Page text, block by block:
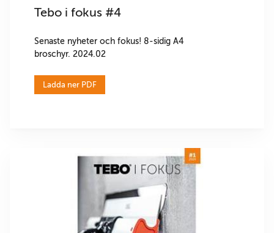
Tebo i fokus #4
Senaste nyheter och fokus! 8-sidig A4
broschyr. 2024.02
Ladda ner PDF